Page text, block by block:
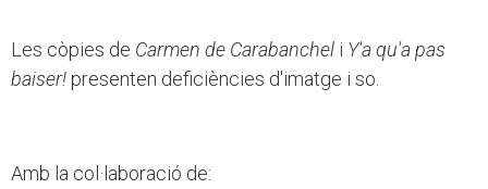
Les còpies de Carmen de Carabanchel i Y'a qu'a pas
baiser! presenten deficiències d'imatge i so.
Amb la col·laboració de: